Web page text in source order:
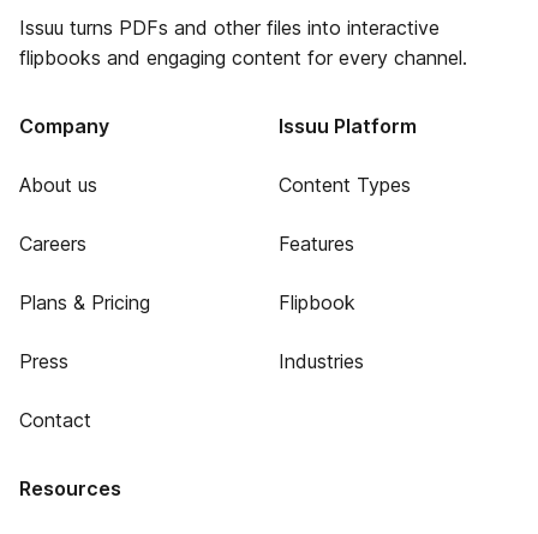
Issuu turns PDFs and other files into interactive
flipbooks and engaging content for every channel.
Company
About us
Careers
Plans & Pricing
Press
Contact
Issuu Platform
Content Types
Features
Flipbook
Industries
Resources